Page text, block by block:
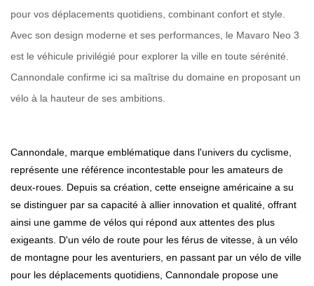
pour vos déplacements quotidiens, combinant confort et style.
Avec son design moderne et ses performances, le Mavaro Neo 3
est le véhicule privilégié pour explorer la ville en toute sérénité.
Cannondale confirme ici sa maîtrise du domaine en proposant un
vélo à la hauteur de ses ambitions.
Cannondale, marque emblématique dans l'univers du cyclisme,
représente une référence incontestable pour les amateurs de
deux-roues. Depuis sa création, cette enseigne américaine a su
se distinguer par sa capacité à allier innovation et qualité, offrant
ainsi une gamme de vélos qui répond aux attentes des plus
exigeants. D'un vélo de route pour les férus de vitesse, à un vélo
de montagne pour les aventuriers, en passant par un vélo de ville
pour les déplacements quotidiens, Cannondale propose une